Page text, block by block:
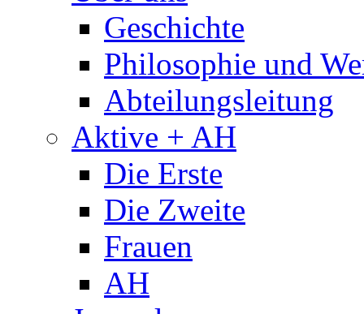
Geschichte
Philosophie und
Abteilungsleitung
Aktive + AH
Die Erste
Die Zweite
Frauen
AH